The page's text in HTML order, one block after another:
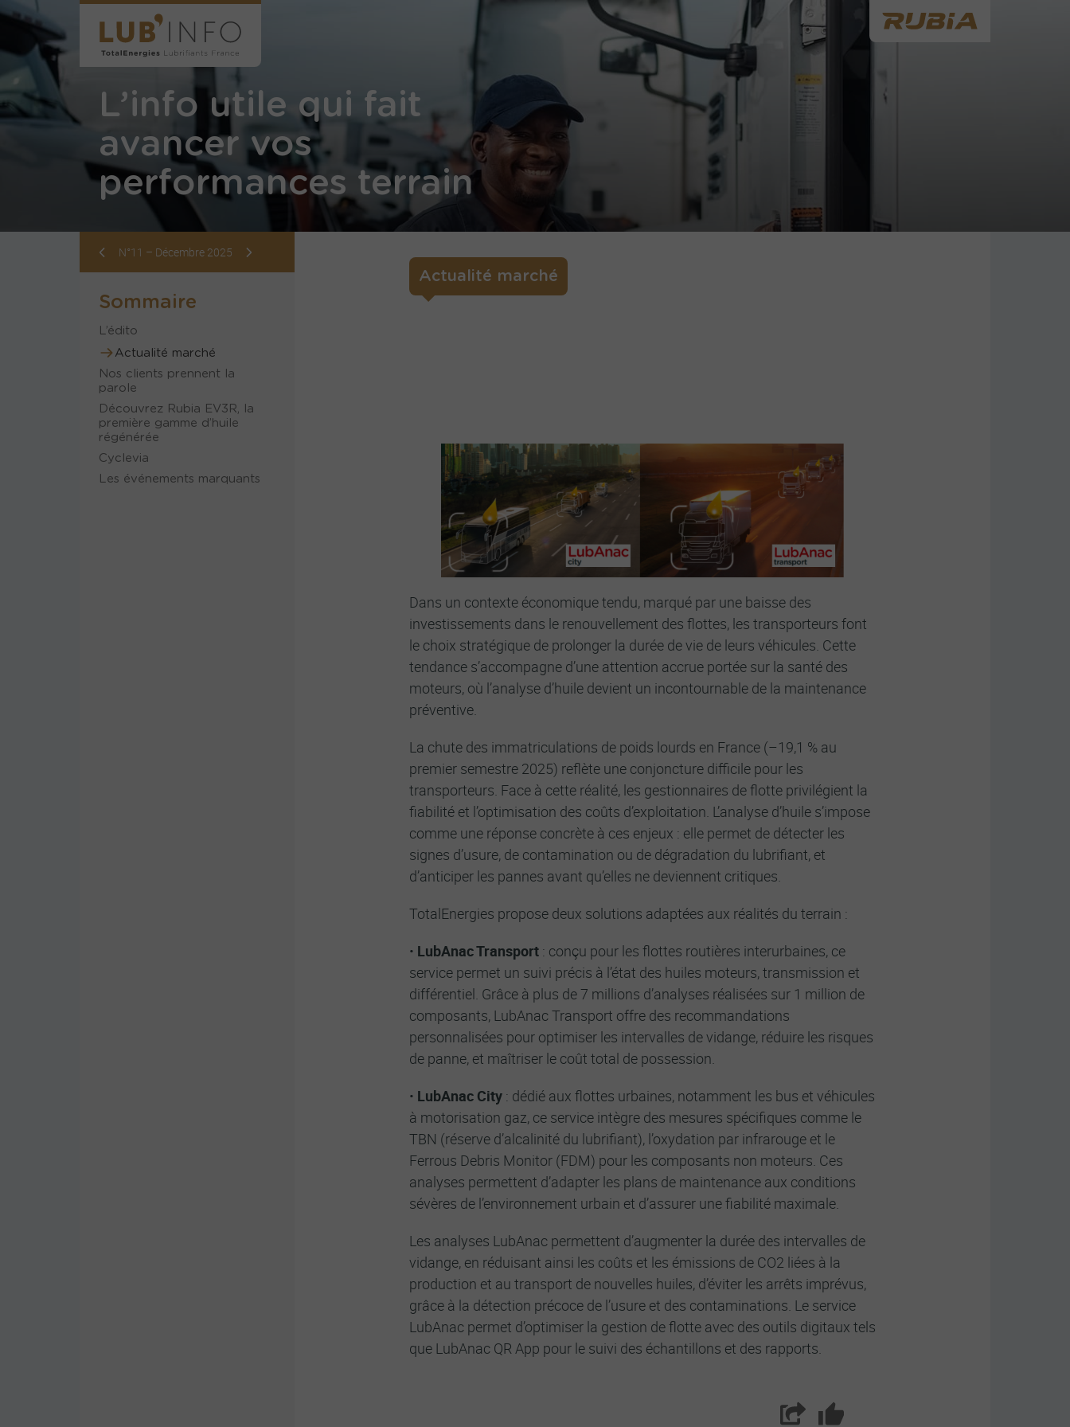
L’info utile qui fait
avancer vos
performances terrain
N°11 – Décembre 2025
Sommaire
L’édito
Actualité marché
Nos clients prennent la
parole
Découvrez Rubia EV3R, la
première gamme d’huile
régénérée
Cyclevia
Les événements marquants
Actualité marché
Dans un contexte économique tendu, marqué par une baisse des
investissements dans le renouvellement des flottes, les transporteurs font
le choix stratégique de prolonger la durée de vie de leurs véhicules. Cette
tendance s’accompagne d’une attention accrue portée sur la santé des
moteurs, où l’analyse d’huile devient un incontournable de la maintenance
préventive. ​
La chute des immatriculations de poids lourds en France (–19,1 % au
premier semestre 2025) reflète une conjoncture difficile pour les
transporteurs. Face à cette réalité, les gestionnaires de flotte privilégient la
fiabilité et l’optimisation des coûts d’exploitation. L’analyse d’huile s’impose
comme une réponse concrète à ces enjeux : elle permet de détecter les
signes d’usure, de contamination ou de dégradation du lubrifiant, et
d’anticiper les pannes avant qu’elles ne deviennent critiques.​
TotalEnergies propose deux solutions adaptées aux réalités du terrain :​
• LubAnac Transport : conçu pour les flottes routières interurbaines, ce
service permet un suivi précis à l’état des huiles moteurs, transmission et
différentiel. Grâce à plus de 7 millions d’analyses réalisées sur 1 million de
composants, LubAnac Transport offre des recommandations
personnalisées pour optimiser les intervalles de vidange, réduire les risques
de panne, et maîtriser le coût total de possession. ​
• LubAnac City : dédié aux flottes urbaines, notamment les bus et véhicules
à motorisation gaz, ce service intègre des mesures spécifiques comme le
TBN (réserve d’alcalinité du lubrifiant), l’oxydation par infrarouge et le
Ferrous Debris Monitor (FDM) pour les composants non moteurs. Ces
analyses permettent d’adapter les plans de maintenance aux conditions
sévères de l’environnement urbain et d’assurer une fiabilité maximale.​
Les analyses LubAnac permettent d’augmenter la durée des intervalles de
vidange, en réduisant ainsi les coûts et les émissions de CO2 liées à la
production et au transport de nouvelles huiles, d’éviter les arrêts imprévus,
grâce à la détection précoce de l’usure et des contaminations. Le service
LubAnac permet d’optimiser la gestion de flotte avec des outils digitaux tels
que LubAnac QR App pour le suivi des échantillons et des rapports.
PartagerAimer